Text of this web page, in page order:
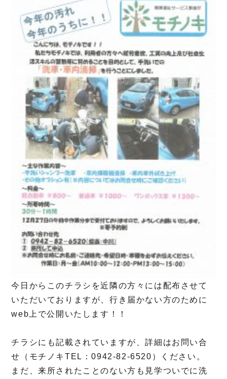
今日からこのチラシを近隣の方々には配布させて
いただいておりますが、行き届かない方のために
web上で公開いたします！！
チラシにも記載されていますが、詳細はお問い合
せ（モチノキTEL：0942-82-6520）ください。
まだ、来所されたことのない方も見学ついでに洗